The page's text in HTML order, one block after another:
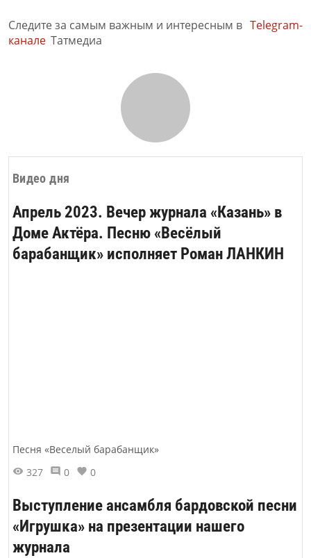
Видео дня
Апрель 2023. Вечер журнала «Казань» в
Доме Актёра. Песню «Весёлый
барабанщик» исполняет Роман ЛАНКИН
Песня «Веселый барабанщик»
327
0 0
Выступление ансамбля бардовской песни
«Игрушка» на презентации нашего
журнала
Следите за самым важным и интересным в Telegram-
канале Татмедиа